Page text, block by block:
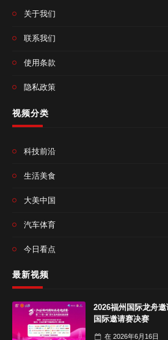
关于我们
联系我们
使用条款
隐私政策
视频分类
科技前沿
生活美食
大美中国
汽车体育
今日看点
最新视频
2026福州国际龙舟
国际邀请赛决赛
在 2026年6月16日